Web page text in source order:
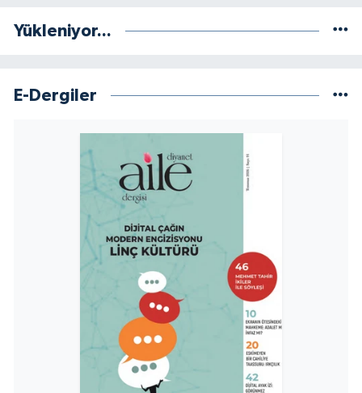
Yükleniyor...
E-Dergiler
Rize Müftülüğü
Sakarya Müftülüğü
Samsun Müftülüğü
Siirt Müftülüğü
Sinop Müftülüğü
Sivas Müftülüğü
Şanlıurfa Müftülüğü
Şırnak Müftülüğü